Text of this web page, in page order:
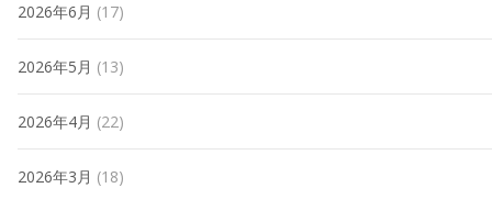
2026年6月 (17)
2026年5月 (13)
2026年4月 (22)
2026年3月 (18)